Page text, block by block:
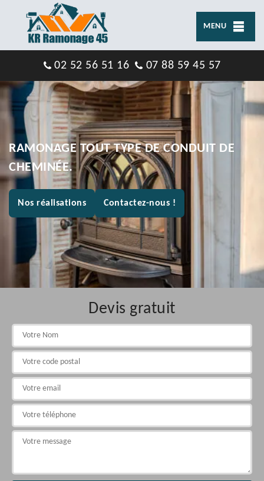
MENU
02 52 56 51 16 07 88 59 45 57
RAMONAGE TOUT TYPE DE CONDUIT DE
CHEMINÉE.
Nos réalisations Contactez-nous !
Devis gratuit